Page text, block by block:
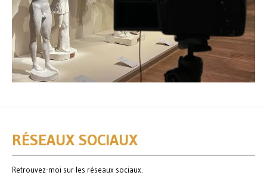
RÉSEAUX SOCIAUX
Retrouvez-moi sur les réseaux sociaux.